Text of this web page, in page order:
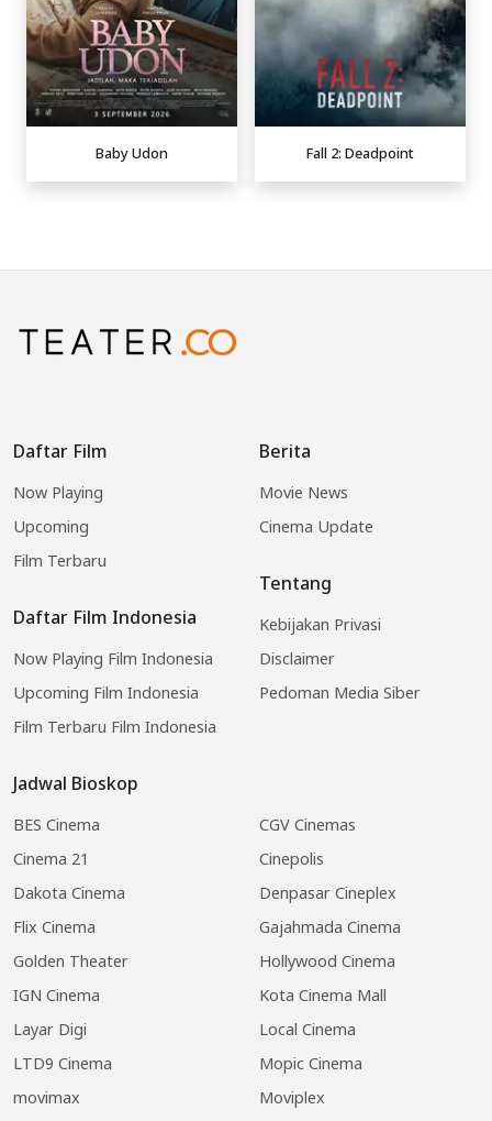
Baby Udon Fall 2: Deadpoint
Daftar Film
Now Playing
Upcoming
Film Terbaru
Daftar Film Indonesia
Now Playing Film Indonesia
Upcoming Film Indonesia
Film Terbaru Film Indonesia
Jadwal Bioskop
BES Cinema
CGV Cinemas
Cinema 21
Cinepolis
Dakota Cinema
Denpasar Cineplex
Flix Cinema
Gajahmada Cinema
Golden Theater
Hollywood Cinema
IGN Cinema
Kota Cinema Mall
Layar Digi
Local Cinema
LTD9 Cinema
Mopic Cinema
movimax
Moviplex
Berita
Movie News
Cinema Update
Tentang
Kebijakan Privasi
Disclaimer
Pedoman Media Siber